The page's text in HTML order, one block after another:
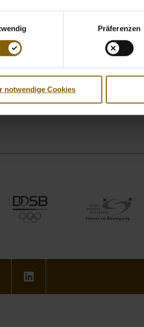
Präferenzen
notwendige Cookies
LinkedIn